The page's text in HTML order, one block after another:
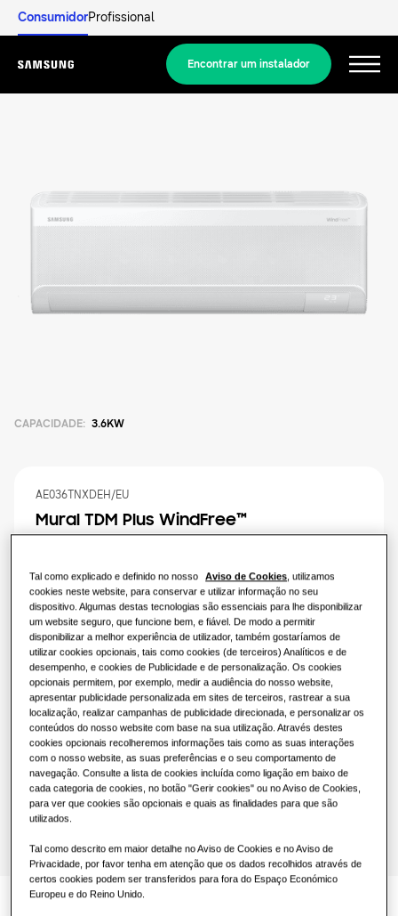
ConsumidorProfissional
Menu
Encontrar um instalador
Descobrir
O que é um ar condicionado e como
funciona?
Hotéis
Lojas
Restaurantes
Escritórios
Sustentabilidade
SOLUÇÕES PARA A SUA CASA
Soluções de bombas de calor
Soluções de ar condicionado
Controlos
Equipamentos
Acerca da Samsung
CAPACIDADE: 3.6KW
Mural TDM Plus WindFree™️
AE036TNXDEH/EU
2.2KW 2.8KW 3.6KW 5.6KW
7.1KW
Potência Disponível
monofásica
Encontrar um instalador
Tal como explicado e definido no nosso Aviso de Cookies , utilizamos
cookies neste website, para conservar e utilizar informação no seu
dispositivo. Algumas destas tecnologias são essenciais para lhe disponibilizar
um website seguro, que funcione bem, e fiável. De modo a permitir
disponibilizar a melhor experiência de utilizador, também gostaríamos de
utilizar cookies opcionais, tais como cookies (de terceiros) Analíticos e de
desempenho, e cookies de Publicidade e de personalização. Os cookies
opcionais permitem, por exemplo, medir a audiência do nosso website,
apresentar publicidade personalizada em sites de terceiros, rastrear a sua
localização, realizar campanhas de publicidade direcionada, e personalizar os
conteúdos do nosso website com base na sua utilização. Através destes
cookies opcionais recolheremos informações tais como as suas interações
com o nosso website, as suas preferências e o seu comportamento de
navegação. Consulte a lista de cookies incluída como ligação em baixo de
cada categoria de cookies, no botão "Gerir cookies" ou no Aviso de Cookies,
para ver que cookies são opcionais e quais as finalidades para que são
utilizados.
Tal como descrito em maior detalhe no Aviso de Cookies e no Aviso de
Privacidade, por favor tenha em atenção que os dados recolhidos através de
certos cookies podem ser transferidos para fora do Espaço Económico
Europeu e do Reino Unido.